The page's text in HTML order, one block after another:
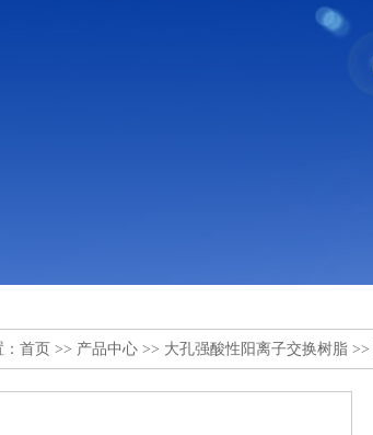
首页 >> 产品中心 >> 大孔强酸性阳离子交换树脂 >>